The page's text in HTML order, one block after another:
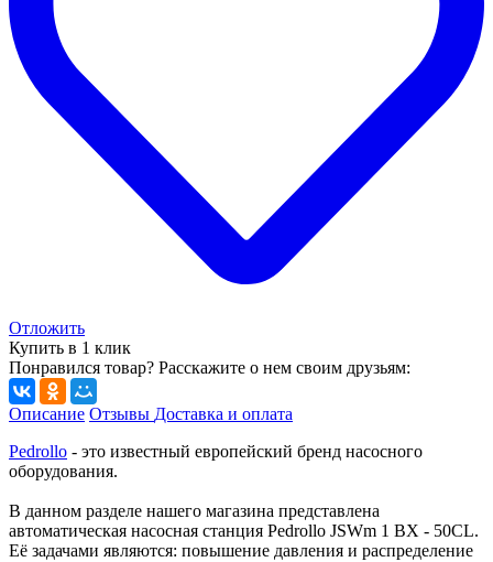
Отложить
Купить в 1 клик
Понравился товар? Расскажите о нем своим друзьям:
Описание Отзывы Доставка и оплата
Pedrollo - это известный европейский бренд насосного
оборудования.
В данном разделе нашего магазина представлена
автоматическая насосная станция Pedrollo JSWm 1 BX - 50CL.
Её задачами являются: повышение давления и распределение